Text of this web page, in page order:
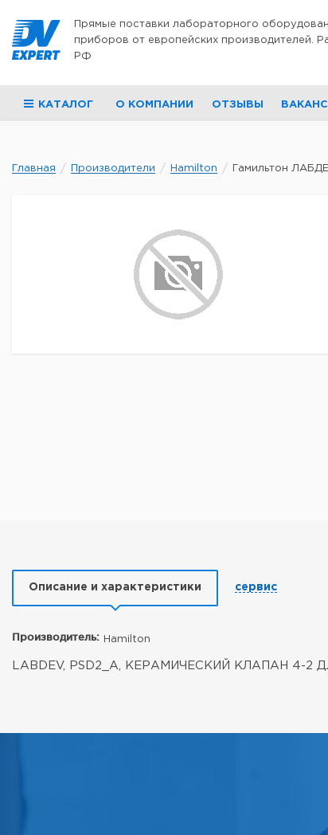
Прямые поставки лабораторного
приборов от европейских производителей.
РФ
КАТАЛОГ О КОМПАНИИ ОТЗЫВЫ
Главная Производители Hamilton Гамильтон
Описание и характеристики сервис
Производитель: Hamilton
LABDEV, PSD2_A, КЕРАМИЧЕСКИЙ КЛАПАН 4-2